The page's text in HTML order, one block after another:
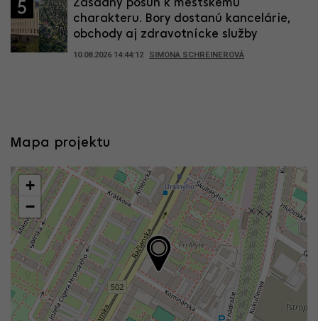
5
Zásadný posun k mestskému
charakteru. Bory dostanú kancelárie,
obchody aj zdravotnícke služby
10.08.2026 14:44:12 SIMONA SCHREINEROVÁ
Mapa projektu
+
−